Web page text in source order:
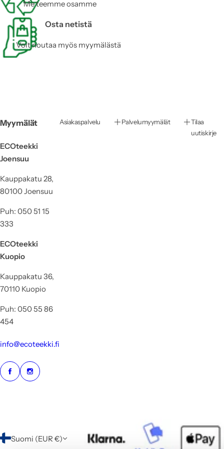
Me teemme osamme
Osta netistä
Voit noutaa myös myymälästä
Myymälät
ECOteekki
Joensuu
Kauppakatu 28,
80100 Joensuu
Puh: 050 51 15
333
ECOteekki
Kuopio
Kauppakatu 36,
70110 Kuopio
Puh: 050 55 86
454
info@ecoteekki.fi
Asiakaspalvelu Palvelumyymälät
Tilaa
uutiskirje
Suomi (EUR €)